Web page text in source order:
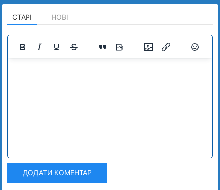
СТАРІ НОВІ
ДОДАТИ КОМЕНТАР